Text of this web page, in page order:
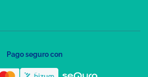
Pago seguro con